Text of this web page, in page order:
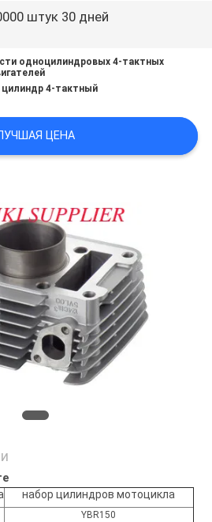
штук 30 дней
одноцилиндровых 4-тактных
цилиндр 4-тактный
ЦЕНА
набор цилиндров мотоцикла
YBR150